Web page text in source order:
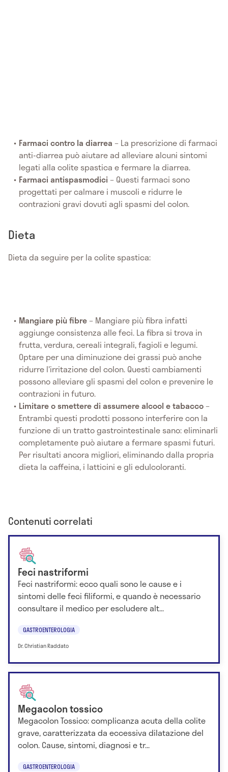
Farmaci contro la diarrea– La prescrizione di farmaci
anti-diarrea può aiutare ad alleviare alcuni sintomi
legati alla colite spastica e fermare la diarrea.
Farmaci antispasmodici– Questi farmaci sono
progettati per calmare i muscoli e ridurre le
contrazioni gravi dovuti agli spasmi del colon.
Dieta
Dieta da seguire per la colite spastica:
Mangiare più fibre– Mangiare più fibra infatti
aggiunge consistenza alle feci. La fibra si trova in
frutta, verdura, cereali integrali, fagioli e legumi.
Optare per una diminuzione dei grassi può anche
ridurre l'irritazione del colon. Questi cambiamenti
possono alleviare gli spasmi del colon e prevenire le
contrazioni in futuro.
Limitare o smettere di assumere alcool e tabacco–
Entrambi questi prodotti possono interferire con la
funzione di un tratto gastrointestinale sano: eliminarli
completamente può aiutare a fermare spasmi futuri.
Per risultati ancora migliori, eliminando dalla propria
dieta la caffeina, i latticini e gli edulcoloranti.
Contenuti correlati
Feci nastriformi
Feci nastriformi: ecco quali sono le cause e i
sintomi delle feci filiformi, e quando è necessario
consultare il medico per escludere alt...
GASTROENTEROLOGIA
Dr. Christian Raddato
Megacolon tossico
Megacolon Tossico: complicanza acuta della colite
grave, caratterizzata da eccessiva dilatazione del
colon. Cause, sintomi, diagnosi e tr...
GASTROENTEROLOGIA